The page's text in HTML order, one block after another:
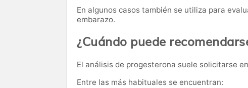
En algunos casos también se utiliza para
embarazo.
¿Cuándo puede
El análisis de progesterona suele solicitarse
Entre las más habituales se encuentran: